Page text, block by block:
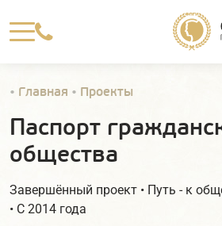

• Главная • Проекты
Паспорт
общества
Завершённый проект • Путь - к
• С 2014 года